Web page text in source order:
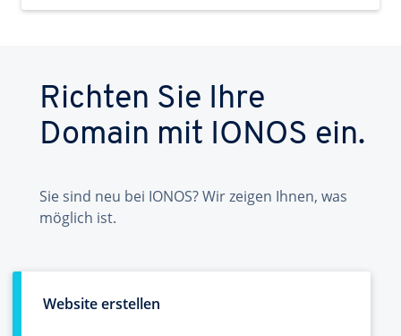
Richten Sie Ihre
Domain mit IONOS ein.
Sie sind neu bei IONOS? Wir zeigen Ihnen, was
möglich ist.
Website erstellen